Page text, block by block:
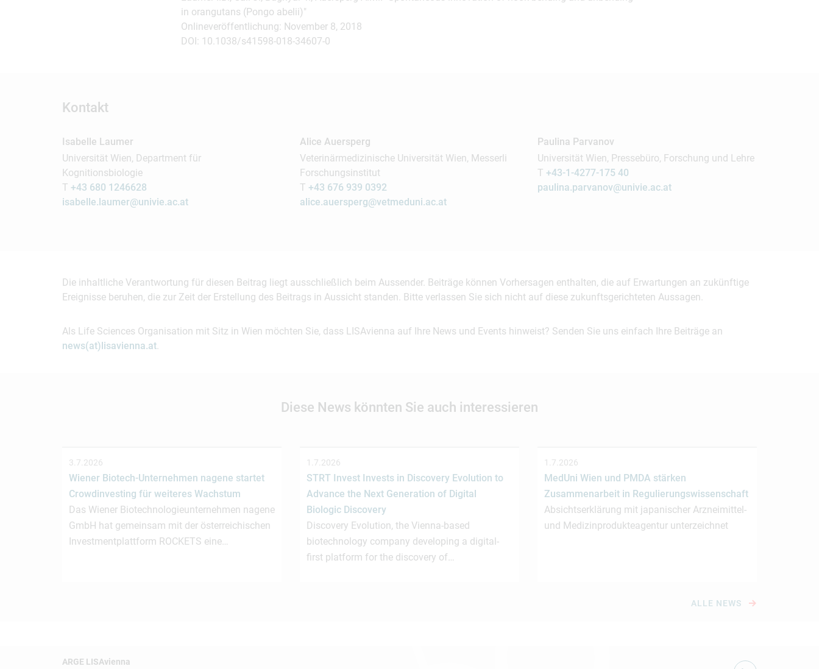
in orangutans (Pongo abelii)"
Onlineveröffentlichung: November 8, 2018
DOI: 10.1038/s41598-018-34607-0
Kontakt
Isabelle Laumer
Universität Wien, Department für
Kognitionsbiologie
T +43 680 1246628
isabelle.laumer@univie.ac.at
Alice Auersperg
Veterinärmedizinische Universität Wien, Messerli
Forschungsinstitut
T +43 676 939 0392
alice.auersperg@vetmeduni.ac.at
Paulina Parvanov
Universität Wien, Pressebüro, Forschung und Lehre
T +43-1-4277-175 40
paulina.parvanov@univie.ac.at
Die inhaltliche Verantwortung für diesen Beitrag liegt ausschließlich beim Aussender. Beiträge können Vorhersagen enthalten, die auf Erwartungen an zukünftige
Ereignisse beruhen, die zur Zeit der Erstellung des Beitrags in Aussicht standen. Bitte verlassen Sie sich nicht auf diese zukunftsgerichteten Aussagen.
Als Life Sciences Organisation mit Sitz in Wien möchten Sie, dass LISAvienna auf Ihre News und Events hinweist? Senden Sie uns einfach Ihre Beiträge an
news(at)lisavienna.at.
Diese News könnten Sie auch interessieren
3.7.2026
Wiener Biotech-Unternehmen nagene startet
Crowdinvesting für weiteres Wachstum
Das Wiener Biotechnologieunternehmen nagene
GmbH hat gemeinsam mit der österreichischen
Investmentplattform ROCKETS eine…
1.7.2026
STRT Invest Invests in Discovery Evolution to
Advance the Next Generation of Digital
Biologic Discovery
Discovery Evolution, the Vienna-based
biotechnology company developing a digital-
first platform for the discovery of…
1.7.2026
MedUni Wien und PMDA stärken
Zusammenarbeit in Regulierungswissenschaft
Absichtserklärung mit japanischer Arzneimittel-
und Medizinprodukteagentur unterzeichnet
ALLE NEWS
ARGE LISAvienna